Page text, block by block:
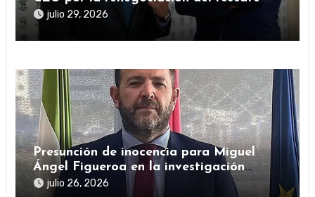
público durante la pandemia
julio 29, 2026
Presunción de inocencia para Miguel
Ángel Figueroa en la investigación
sobre SEPI
julio 26, 2026